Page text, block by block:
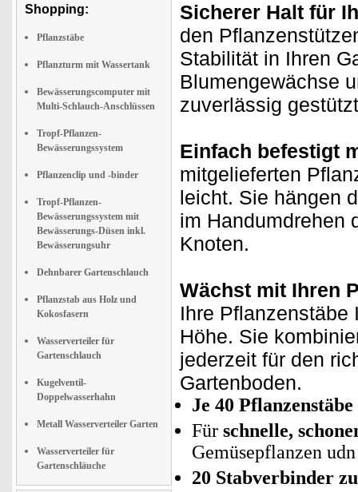
Shopping:
Pflanzstäbe
Pflanzturm mit Wassertank
Bewässerungscomputer mit
Multi-Schlauch-Anschlüssen
Tropf-Pflanzen-
Bewässerungssystem
Pflanzenclip und -binder
Tropf-Pflanzen-
Bewässerungssystem mit
Bewässerungs-Düsen inkl.
Bewässerungsuhr
Dehnbarer Gartenschlauch
Pflanzstab aus Holz und
Kokosfasern
Wasserverteiler für
Gartenschlauch
Kugelventil-
Doppelwasserhahn
Metall Wasserverteiler Garten
Wasserverteiler für
Gartenschläuche
Sicherer Halt für
den
Stabilität in Ihren
Blumengewächse
zuverlässig
Einfach befestigt
mitgelieferten
leicht. Sie hängen
im Handumdrehen
Knoten.
Wächst mit Ihren
Ihre Pflanzenstäbe
Höhe. Sie
jederzeit für den
Gartenboden.
Je 40
Für schnelle,
Gemüsepflanzen
20 Stabverbinder